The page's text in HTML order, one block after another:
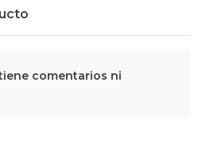
comentarios ni